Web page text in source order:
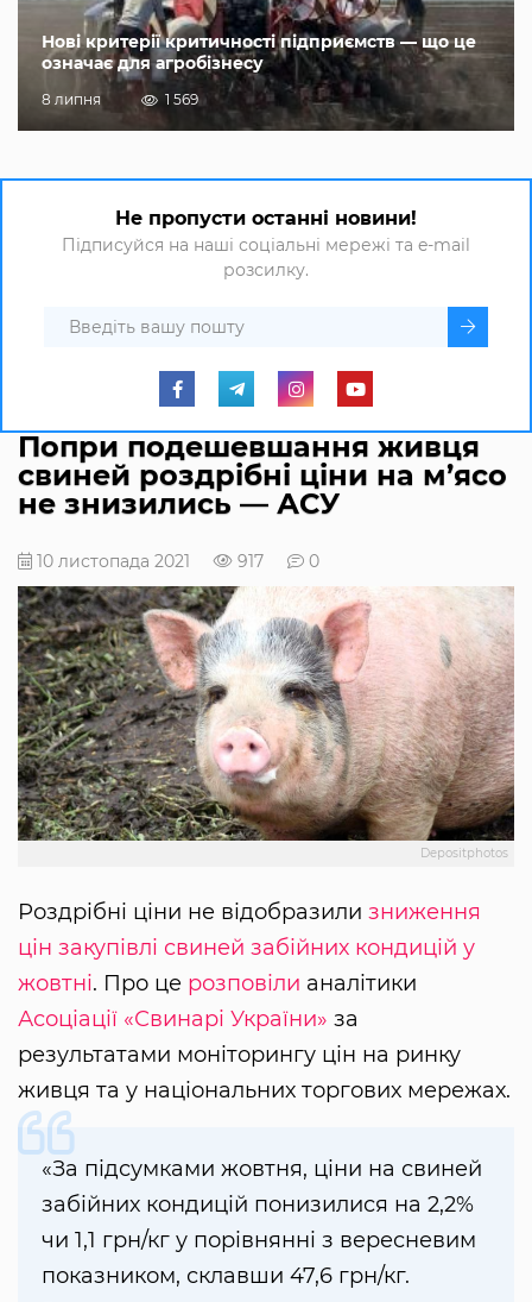
Нові критерії критичності підприємств — що це
означає для агробізнесу
8 липня 1 569
Не пропусти останні новини!
Підписуйся на наші соціальні мережі та e-mail
розсилку.
Попри подешевшання живця
свиней роздрібні ціни на м’ясо
не знизились — АСУ
10 листопада 2021 917 0
Depositphotos
Роздрібні ціни не відобразили зниження
цін закупівлі свиней забійних кондицій у
жовтні. Про це розповіли аналітики
Асоціації «Свинарі України» за
результатами моніторингу цін на ринку
живця та у національних торгових мережах.
«За підсумками жовтня, ціни на свиней
забійних кондицій понизилися на 2,2%
чи 1,1 грн/кг у порівнянні з вересневим
показником, склавши 47,6 грн/кг.